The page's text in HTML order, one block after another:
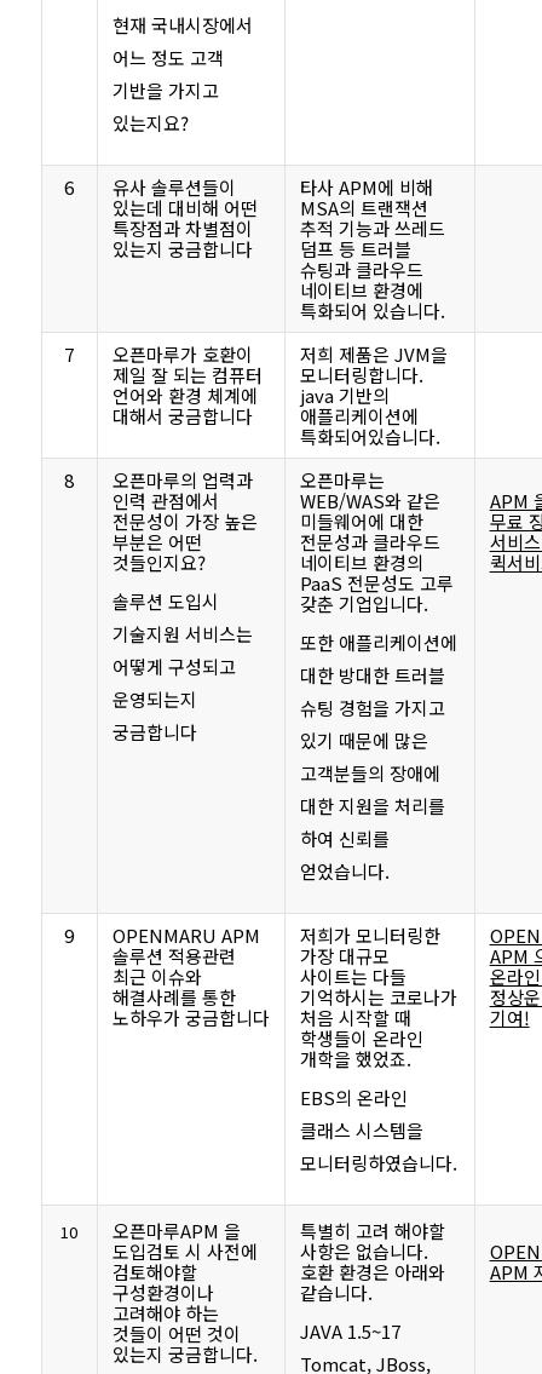
현재 국내시장에서
어느 정도 고객
기반을 가지고
있는지요?
6
유사 솔루션들이
있는데 대비해 어떤
특장점과 차별점이
있는지 궁금합니다
타사 APM에 비해
MSA의 트랜잭션
추적 기능과 쓰레드
덤프 등 트러블
슈팅과 클라우드
네이티브 환경에
특화되어 있습니다.
7
오픈마루가 호환이
제일 잘 되는 컴퓨터
언어와 환경 체계에
대해서 궁금합니다
저희 제품은 JVM을
모니터링합니다.
java 기반의
애플리케이션에
특화되어있습니다.
8
오픈마루의 업력과
인력 관점에서
전문성이 가장 높은
부분은 어떤
것들인지요?
솔루션 도입시
기술지원 서비스는
어떻게 구성되고
운영되는지
궁금합니다
오픈마루는
WEB/WAS와 같은
미들웨어에 대한
전문성과 클라우드
네이티브 환경의
PaaS 전문성도 고루
갖춘 기업입니다.
또한 애플리케이션에
대한 방대한 트러블
슈팅 경험을 가지고
있기 때문에 많은
고객분들의 장애에
대한 지원을 처리를
하여 신뢰를
얻었습니다.
APM
무료
서비
퀵서
9
OPENMARU APM
솔루션 적용관련
최근 이슈와
해결사례를 통한
노하우가 궁금합니다
저희가 모니터링한
가장 대규모
사이트는 다들
기억하시는 코로나가
처음 시작할 때
학생들이 온라인
개학을 했었죠.
EBS의 온라인
클래스 시스템을
모니터링하였습니다.
APM
온라
정상
기여!
10
오픈마루APM 을
도입검토 시 사전에
검토해야할
구성환경이나
고려해야 하는
것들이 어떤 것이
있는지 궁금합니다.
특별히 고려 해야할
사항은 없습니다.
호환 환경은 아래와
같습니다.
JAVA 1.5~17
Tomcat, JBoss,
APM